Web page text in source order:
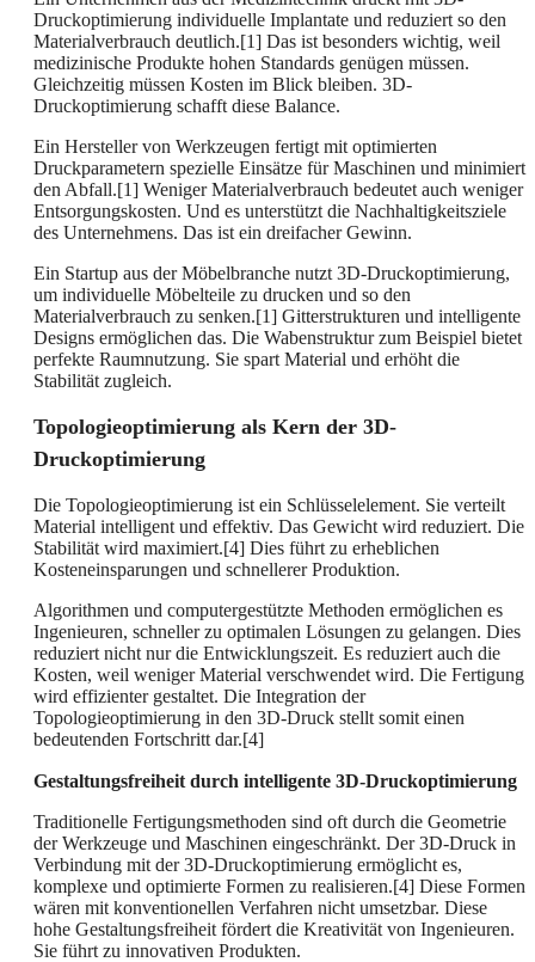
Druckoptimierung individuelle Implantate und reduziert so den
Materialverbrauch deutlich.[1] Das ist besonders wichtig, weil
medizinische Produkte hohen Standards genügen müssen.
Gleichzeitig müssen Kosten im Blick bleiben. 3D-
Druckoptimierung schafft diese Balance.
Ein Hersteller von Werkzeugen fertigt mit optimierten
Druckparametern spezielle Einsätze für Maschinen und minimiert
den Abfall.[1] Weniger Materialverbrauch bedeutet auch weniger
Entsorgungskosten. Und es unterstützt die Nachhaltigkeitsziele
des Unternehmens. Das ist ein dreifacher Gewinn.
Ein Startup aus der Möbelbranche nutzt 3D-Druckoptimierung,
um individuelle Möbelteile zu drucken und so den
Materialverbrauch zu senken.[1] Gitterstrukturen und intelligente
Designs ermöglichen das. Die Wabenstruktur zum Beispiel bietet
perfekte Raumnutzung. Sie spart Material und erhöht die
Stabilität zugleich.
Topologieoptimierung als Kern der 3D-
Druckoptimierung
Die Topologieoptimierung ist ein Schlüsselelement. Sie verteilt
Material intelligent und effektiv. Das Gewicht wird reduziert. Die
Stabilität wird maximiert.[4] Dies führt zu erheblichen
Kosteneinsparungen und schnellerer Produktion.
Algorithmen und computergestützte Methoden ermöglichen es
Ingenieuren, schneller zu optimalen Lösungen zu gelangen. Dies
reduziert nicht nur die Entwicklungszeit. Es reduziert auch die
Kosten, weil weniger Material verschwendet wird. Die Fertigung
wird effizienter gestaltet. Die Integration der
Topologieoptimierung in den 3D-Druck stellt somit einen
bedeutenden Fortschritt dar.[4]
Gestaltungsfreiheit durch intelligente 3D-Druckoptimierung
Traditionelle Fertigungsmethoden sind oft durch die Geometrie
der Werkzeuge und Maschinen eingeschränkt. Der 3D-Druck in
Verbindung mit der 3D-Druckoptimierung ermöglicht es,
komplexe und optimierte Formen zu realisieren.[4] Diese Formen
wären mit konventionellen Verfahren nicht umsetzbar. Diese
hohe Gestaltungsfreiheit fördert die Kreativität von Ingenieuren.
Sie führt zu innovativen Produkten.